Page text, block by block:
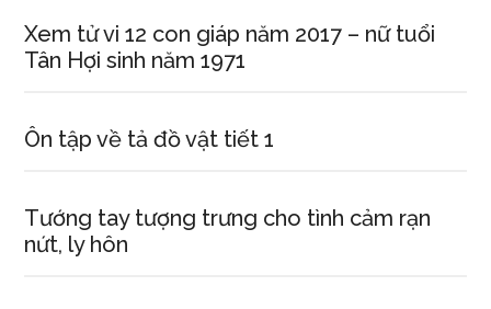
Xem tử vi 12 con giáp năm 2017 – nữ tuổi
Tân Hợi sinh năm 1971
Ôn tập về tả đồ vật tiết 1
Tướng tay tượng trưng cho tình cảm rạn
nứt, ly hôn